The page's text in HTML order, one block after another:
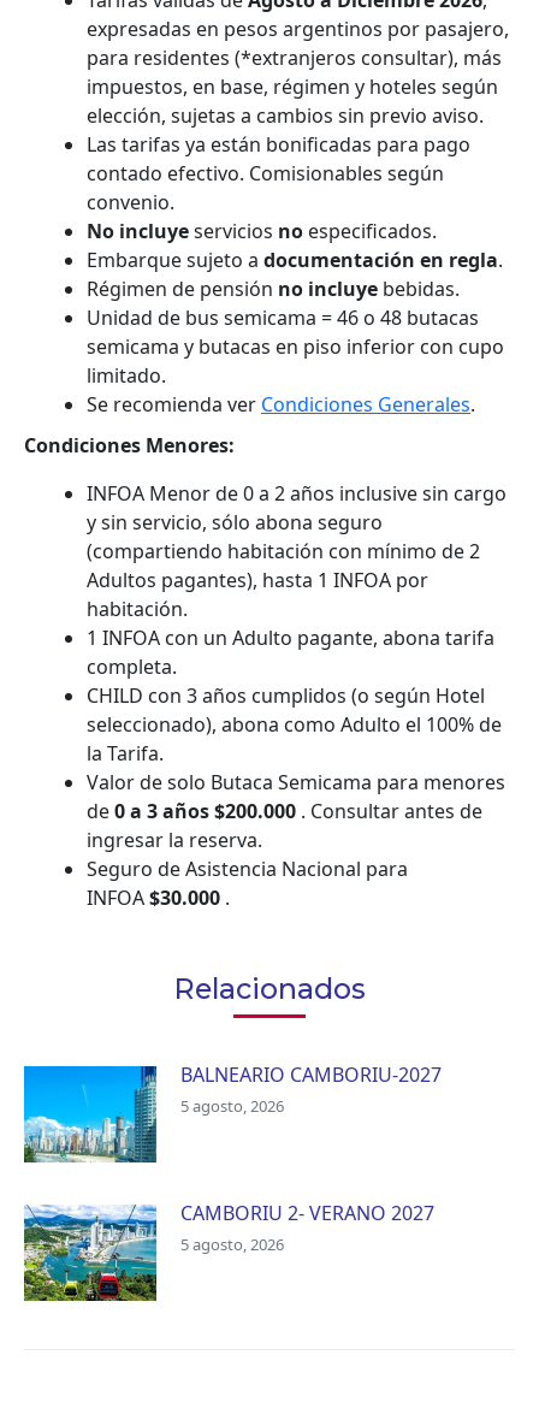
expresadas en pesos argentinos por pasajero,
para residentes (*extranjeros consultar), más
impuestos, en base, régimen y hoteles según
elección, sujetas a cambios sin previo aviso.
Las tarifas ya están bonificadas para pago
contado efectivo. Comisionables según
convenio.
No incluyeservicios no especificados.
Embarque sujeto a documentación en regla.
Régimen de pensión no incluye bebidas.
Unidad de bus semicama = 46 o 48 butacas
semicama y butacas en piso inferior con cupo
limitado.
Se recomienda ver Condiciones Generales.
Condiciones Menores:
INFOA Menor de 0 a 2 años inclusive sin cargo
y sin servicio, sólo abona seguro
(compartiendo habitación con mínimo de 2
Adultos pagantes), hasta 1 INFOA por
habitación.
1 INFOA con un Adulto pagante, abona tarifa
completa.
CHILD con 3 años cumplidos (o según Hotel
seleccionado), abona como Adulto el 100% de
la Tarifa.
Valor de solo Butaca Semicama para menores
de0 a 3 años $200.000 . Consultar antes de
ingresar la reserva.
Seguro de Asistencia Nacional para
INFOA$30.000 .
Relacionados
BALNEARIO CAMBORIU-2027
5 agosto, 2026
CAMBORIU 2- VERANO 2027
5 agosto, 2026